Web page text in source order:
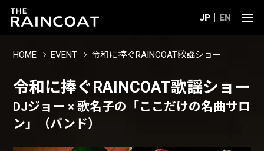
JP EN
HOME EVENT 令和に捧ぐRAINCOAT歌謡ショー
令和に捧ぐRAINCOAT歌謡ショー
DJジョー × 歌名子の「ここだけの名曲サロ
ン」（バンド）